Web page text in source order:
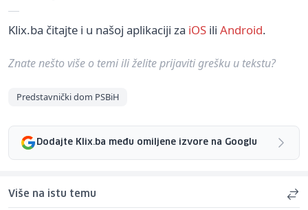
Klix.ba čitajte i u našoj aplikaciji za iOS ili Android.
Znate nešto više o temi ili želite prijaviti grešku u tekstu?
Predstavnički dom PSBiH
Dodajte Klix.ba među omiljene izvore na Googlu
Više na istu temu